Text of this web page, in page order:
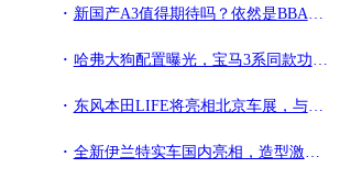
新国产A3值得期待吗？依然是BBA中最划算的轿车？
哈弗大狗配置曝光，宝马3系同款功能，预售12.5万元，9月底上市
东风本田LIFE将亮相北京车展，与姊妹车型飞度有多大差异？
全新伊兰特实车国内亮相，造型激进，内搭一体双连屏